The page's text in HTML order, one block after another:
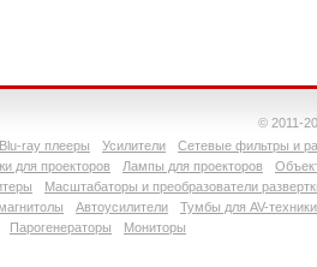
© 2011-
ray плееры Усилители
Сетевые фильтры и
для проекторов Лампы для проекторов
Масштабаторы и преобразователи
Автоусилители
Тумбы для AV-техники
Парогенераторы Мониторы